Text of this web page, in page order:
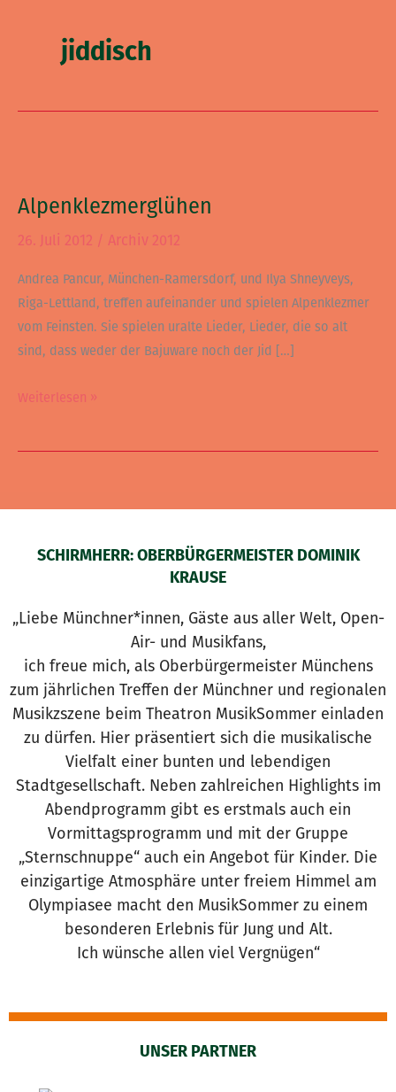
jiddisch
Alpenklezmerglühen
26. Juli 2012 / Archiv 2012
Andrea Pancur, München-Ramersdorf, und Ilya Shneyveys,
Riga-Lettland, treffen aufeinander und spielen Alpenklezmer
vom Feinsten. Sie spielen uralte Lieder, Lieder, die so alt
sind, dass weder der Bajuware noch der Jid […]
Weiterlesen »
SCHIRMHERR: OBERBÜRGERMEISTER DOMINIK
KRAUSE
„Liebe Münchner*innen, Gäste aus aller Welt, Open-
Air- und Musikfans,
ich freue mich, als Oberbürgermeister Münchens
zum jährlichen Treffen der Münchner und regionalen
Musikzszene beim Theatron MusikSommer einladen
zu dürfen. Hier präsentiert sich die musikalische
Vielfalt einer bunten und lebendigen
Stadtgesellschaft. Neben zahlreichen Highlights im
Abendprogramm gibt es erstmals auch ein
Vormittagsprogramm und mit der Gruppe
„Sternschnuppe“ auch ein Angebot für Kinder. Die
einzigartige Atmosphäre unter freiem Himmel am
Olympiasee macht den MusikSommer zu einem
besonderen Erlebnis für Jung und Alt.
Ich wünsche allen viel Vergnügen“
UNSER PARTNER